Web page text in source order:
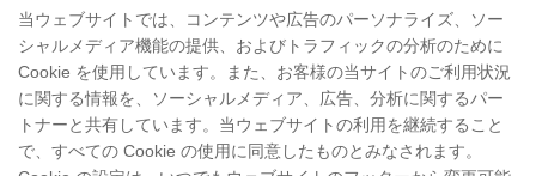
×
ホーム 高品质 Y & Gチーム
Y & Gカンパニー 工場を訪問
当ウェブサイトでは、コンテンツや広告のパーソナライズ、ソー
シャルメディア機能の提供、およびトラフィックの分析のために
Cookie を使用しています。また、お客様の当サイトのご利用状況
に関する情報を、ソーシャルメディア、広告、分析に関するパー
トナーと共有しています。当ウェブサイトの利用を継続すること
で、すべての Cookie の使用に同意したものとみなされます。